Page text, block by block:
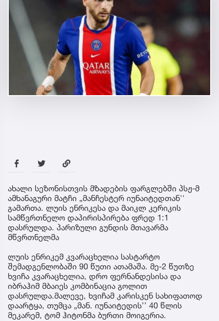
ახალი სეზონისთვის მზადების ფარგლებში პსჟ-მ
ამხანაგური მატჩი „მანჩესტერ იუნაიტედთან''
გამართა. ლუის ენრიკესა და მაიკლ კერიკის
სამწვრთნელო დაპირისპირება ფრედ 1:1
დასრულდა. პარიზული გუნდის მთავარმა
მწვრთნელმა
ლუის ენრიკემ კვარაცხელია სასტარტო
შემადგენლობაში 90 წუთი ათამაშა. მე-2 წუთზე
ხვიჩა კვარაცხელია, დრო ფერნანდესისა და
იბრაჰიმ მბაიეს კომბინაცია გოლით
დასრულდა.მალევე, ხვიჩამ კარისკენ სახიფათოდ
დაარტყა, თუმცა „მან. იუნაიტედის’’ 40 წლის
მეკარემ, ტომ ჰიტონმა ბურთი მოიგერია.